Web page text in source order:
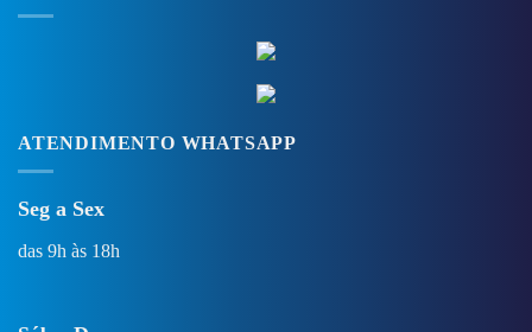
ATENDIMENTO WHATSAPP
Seg a Sex
das 9h às 18h